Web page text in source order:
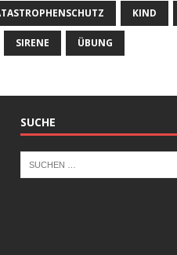
KIND
SIRENE ÜBUNG
SUCHE